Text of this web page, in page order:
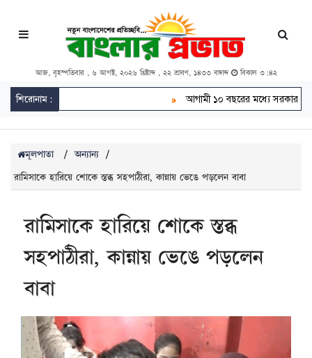
আজ, বৃহস্পতিবার , ৬ আগস্ট, ২০২৬ খ্রিষ্টাব্দ , ২২ শ্রাবণ, ১৪৩৩ বঙ্গাব্দ বিকাল ৩:৪২
শিরোনাম: আগামী ১০ বছরের মধ্যে সরকার গঠন
মূলপাতা / অন্যান্য /
রামিসাকে হারিয়ে শোকে স্তব্ধ সহপাঠীরা, কান্নায় ভেঙে পড়লেন বাবা
রামিসাকে হারিয়ে শোকে স্তব্ধ
সহপাঠীরা, কান্নায় ভেঙে পড়লেন
বাবা